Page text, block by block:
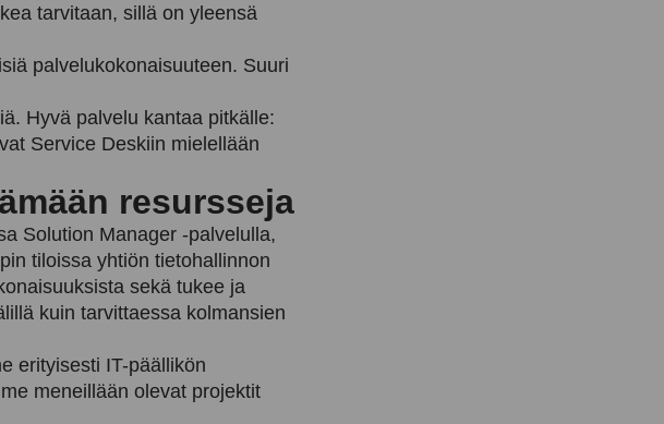
tarvitaan, sillä on yleensä
palvelukokonaisuuteen. Suuri
Hyvä palvelu kantaa pitkälle:
Service Deskiin mielellään
resursseja
Solution Manager -palvelulla,
tiloissa yhtiön tietohallinnon
sekä tukee ja
kuin tarvittaessa kolmansien
erityisesti IT-päällikön
meneillään olevat projektit